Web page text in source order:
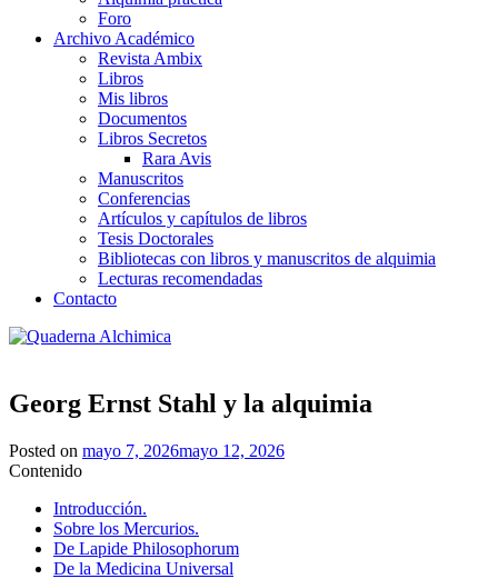
Foro
Archivo Académico
Revista Ambix
Libros
Mis libros
Documentos
Libros Secretos
Rara Avis
Manuscritos
Conferencias
Artículos y capítulos de libros
Tesis Doctorales
Bibliotecas con libros y manuscritos de alquimia
Lecturas recomendadas
Contacto
Georg Ernst Stahl y la alquimia
Posted on mayo 7, 2026mayo 12, 2026
Contenido
Introducción.
Sobre los Mercurios.
De Lapide Philosophorum
De la Medicina Universal